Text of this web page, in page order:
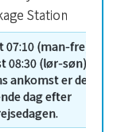
Station
07:10 (man-fre)
08:30 (lør-søn)
ankomst er den
dag efter